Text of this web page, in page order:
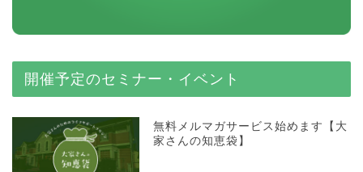
開催予定のセミナー・イベント
無料メルマガサービス始めます【大
家さんの知恵袋】